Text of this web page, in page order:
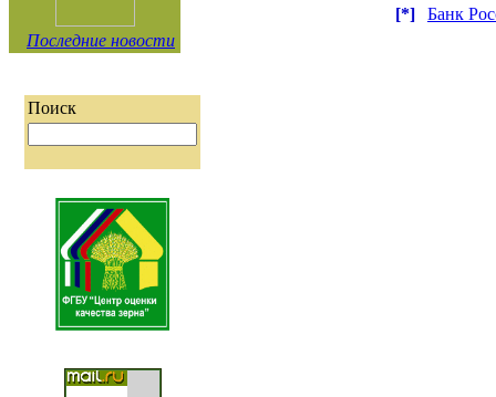
Последние новости
Поиск
[*]
Банк